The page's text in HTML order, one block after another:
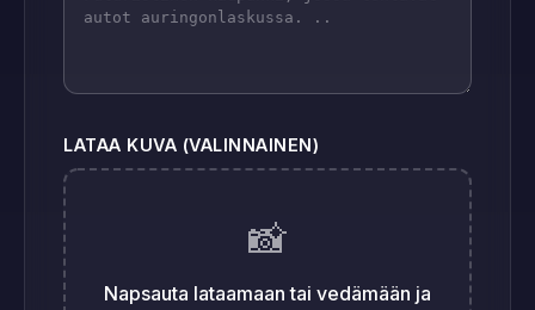
LATAA KUVA (VALINNAINEN)
📸
Napsauta lataamaan tai vedämään ja